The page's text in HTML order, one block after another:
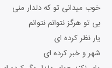
خوب میدانی تو که دلدار منی
بی تو هرگز نتوانم نتوانم
یار نظر کرده ای
شهر و خبر کرده ای